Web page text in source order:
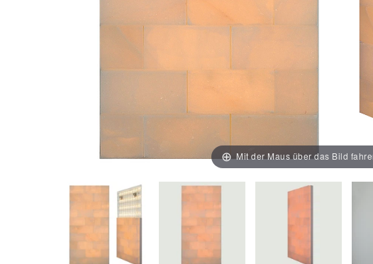
Mit der Maus über das Bild